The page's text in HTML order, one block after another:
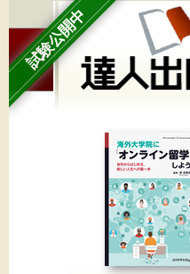
試験公開中